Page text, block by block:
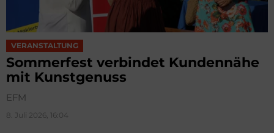
VERANSTALTUNG
Sommerfest verbindet Kundennähe
mit Kunstgenuss
EFM
8. Juli 2026, 16:04